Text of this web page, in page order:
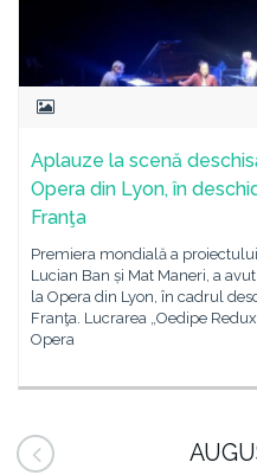
Aplauze la scenă
Opera din Lyon, în
Franţa
Premiera mondială a
Lucian Ban și Mat Maneri, a
la Opera din Lyon, în cadrul
Franţa. Lucrarea „Oedipe
Opera